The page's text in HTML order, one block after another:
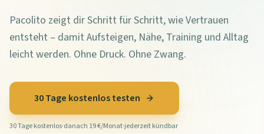
Pacolito zeigt dir Schritt für Schritt, wie Vertrauen
entsteht – damit Aufsteigen, Nähe, Training und Alltag
leicht werden. Ohne Druck. Ohne Zwang.
30 Tage kostenlos testen
30 Tage kostenlos·danach 19 €/Monat·jederzeit kündbar